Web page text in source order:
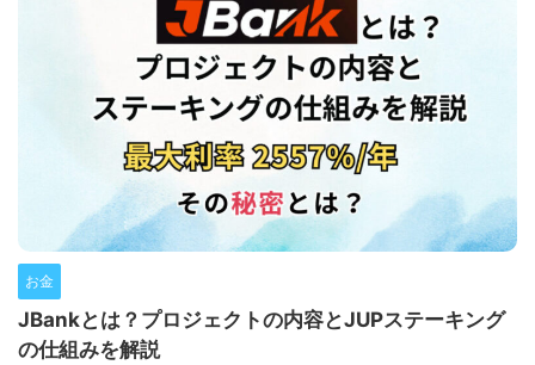
お金
JBankとは？プロジェクトの内容とJUPステーキング
の仕組みを解説